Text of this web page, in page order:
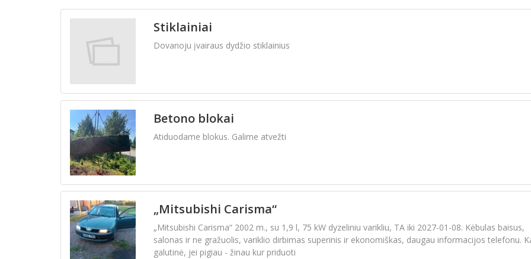
Stiklainiai
Dovanoju įvairaus dydžio stiklainius
Betono blokai
Atiduodame blokus. Galime atvežti
„Mitsubishi Carisma“
„Mitsubishi Carisma“ 2002 m., su 1,9 l, 75 kW dyzeliniu varikliu, TA iki 2027-01-08. Kėbulas baisus,
salonas ir ne gražuolis, variklio dirbimas superinis ir ekonomiškas, daugau informacijos telefonu.
galutinė, jei pigiau - žinau kur priduoti